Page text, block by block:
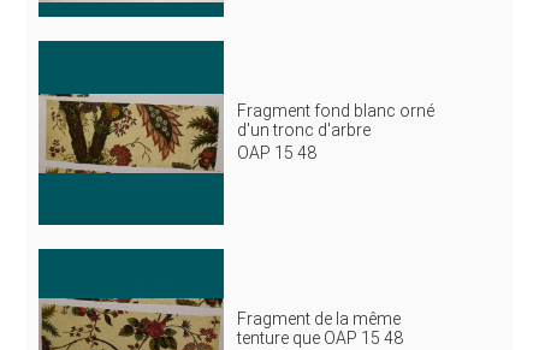
Fragment fond blanc orné
d'un tronc d'arbre
OAP 15 48
Fragment de la même
tenture que OAP 15 48